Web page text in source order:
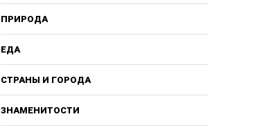
ПРИРОДА
ЕДА
СТРАНЫ И ГОРОДА
ЗНАМЕНИТОСТИ